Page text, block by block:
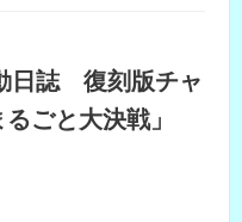
日誌 復刻版チャ
ごと大決戦」